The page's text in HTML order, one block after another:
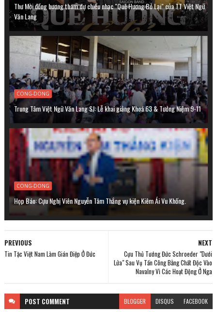
Thư Mời đồng hương tham dự chiều nhạc "Quê Hương Bỏ Lại" của TT Việt Ngữ
Văn Lang
CONG-DONG
Trung Tâm Việt Ngữ Văn Lang SJ: Lễ khai giảng Khoá 63 & Tưởng Niệm 9-11
CONG-DONG
Họp Báo: Cựu Nghị Viên Nguyễn Tâm Thắng vụ kiện Kiêm Ái Vu Khống.
NEXT
Cựu Thủ Tướng Đức Schroeder "Dưới
Lửa" Sau Vụ Tấn Công Bằng Chất Độc Vào
Navalny Vì Các Hoạt Động Ở Nga
PREVIOUS
Tin Tặc Việt Nam Làm Gián Điệp Ở Đức
POST COMMENT BLOGGER DISQUS FACEBOOK